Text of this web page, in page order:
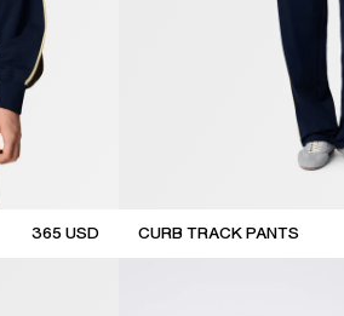
365USD CURB TRACK PANTS